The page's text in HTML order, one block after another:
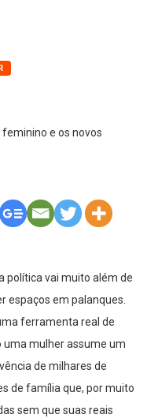
política vai muito além de
espaços em palanques.
ferramenta real de
uma mulher assume um
de milhares de
de família que, por muito
sem que suas reais